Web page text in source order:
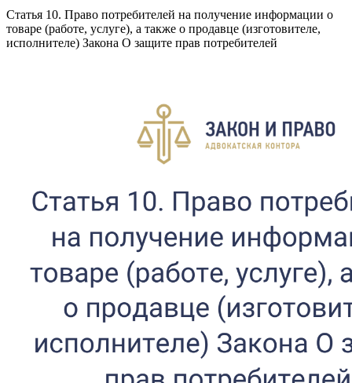
Статья 10. Право потребителей на получение информации о
товаре (работе, услуге), а также о продавце (изготовителе,
исполнителе) Закона О защите прав потребителей